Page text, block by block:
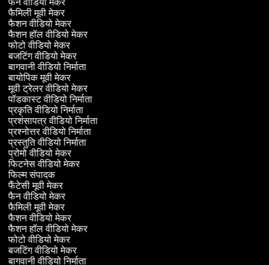
फैमिली मूवी मेकर
फैशन वीडियो मेकर
फैशन हॉल वीडियो मेकर
फोटो वीडियो मेकर
बजटिंग वीडियो मेकर
बागवानी वीडियो निर्माता
बायोपिक मूवी मेकर
मूवी ट्रेलर वीडियो मेकर
पॉडकास्ट वीडियो निर्माता
प्रकृति वीडियो निर्माता
प्रशंसापत्र वीडियो निर्माता
प्रश्नोत्तर वीडियो निर्माता
प्रस्तुति वीडियो निर्माता
प्रोमो वीडियो मेकर
फिटनेस वीडियो मेकर
फिल्म संपादक
फैंटेसी मूवी मेकर
फैन वीडियो मेकर
फैमिली मूवी मेकर
फैशन वीडियो मेकर
फैशन हॉल वीडियो मेकर
फोटो वीडियो मेकर
बजटिंग वीडियो मेकर
बागवानी वीडियो निर्माता